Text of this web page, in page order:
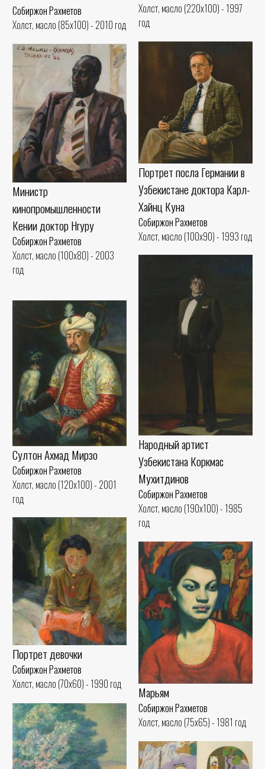
Холст, масло (220x100) - 1997
год
Собиржон Рахметов
Холст, масло (85x100) - 2010 год
Портрет посла Германии в
Узбекистане доктора Карл-
Хайнц Куна
Собиржон Рахметов
Холст, масло (100x90) - 1993 год
Министр
кинопромышленности
Кении доктор Нгуру
Собиржон Рахметов
Холст, масло (100x80) - 2003
год
Народный артист
Узбекистана Коркмас
Мухитдинов
Собиржон Рахметов
Холст, масло (190x100) - 1985
год
Султон Ахмад Мирзо
Собиржон Рахметов
Холст, масло (120x100) - 2001
год
Портрет девочки
Собиржон Рахметов
Холст, масло (70x60) - 1990 год
Марьям
Собиржон Рахметов
Холст, масло (75x65) - 1981 год